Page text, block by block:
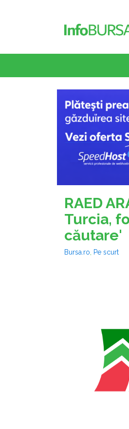
RAED
Turcia,
căutare'
Bursa.ro Pe scurt